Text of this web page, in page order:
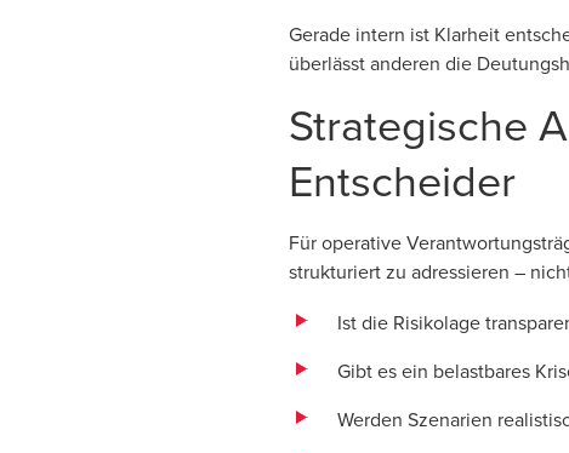
Gerade intern ist Klarheit
überlässt anderen die
Strategische
Entscheider
Für operative
strukturiert zu adressieren –
Ist die Risikolage
Gibt es ein belastbares
Werden Szenarien